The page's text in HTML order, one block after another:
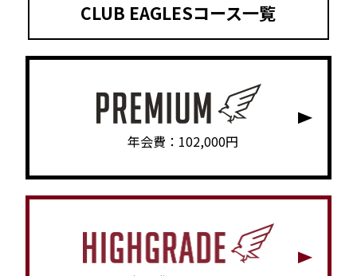
CLUB EAGLESコース一覧
年会費：102,000円